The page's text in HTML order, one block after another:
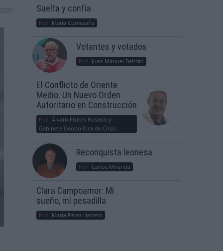
Suelta y confía
Por María Comesaña
Votantes y votados
Por Juan Manuel Beltrán
El Conflicto de Oriente
Medio: Un Nuevo Orden
Autoritario en Construcción
Por Álvaro Frutos Rosado y
Gabinete Geopolítica de Crisis
Reconquista leonesa
Por Carlos Miranda
Clara Campoamor: Mi
sueño, mi pesadilla
Por María Pérez Herrero